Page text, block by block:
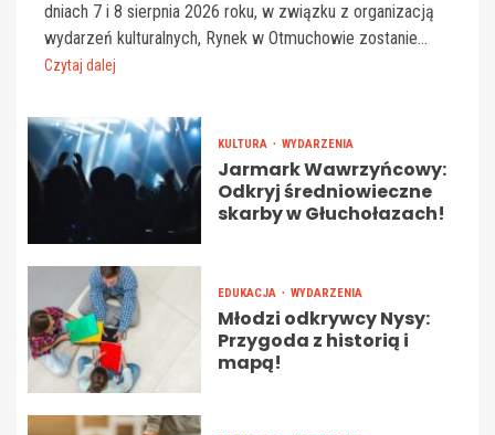
dniach 7 i 8 sierpnia 2026 roku, w związku z organizacją
wydarzeń kulturalnych, Rynek w Otmuchowie zostanie...
Czytaj dalej
KULTURA WYDARZENIA
Jarmark Wawrzyńcowy:
Odkryj średniowieczne
skarby w Głuchołazach!
EDUKACJA WYDARZENIA
Młodzi odkrywcy Nysy:
Przygoda z historią i
mapą!